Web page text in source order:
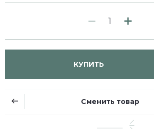
КУПИТЬ
Сменить товар